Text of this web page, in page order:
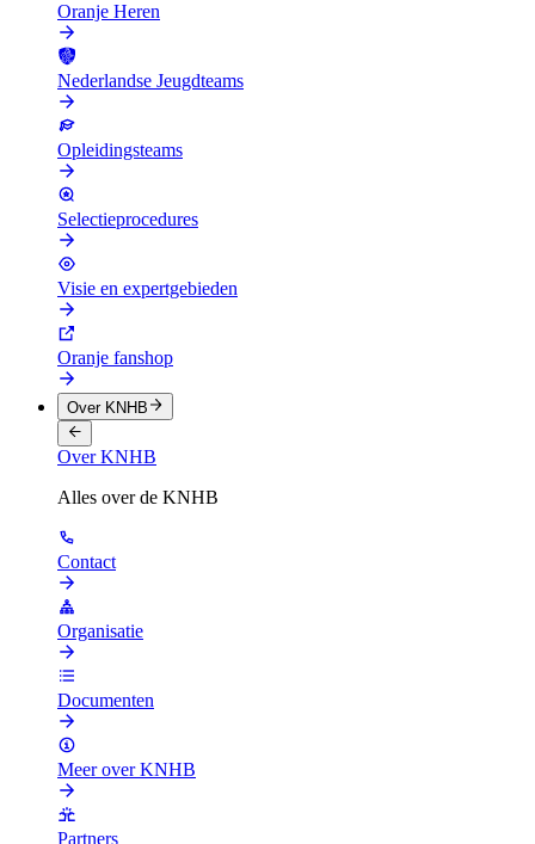
Oranje Heren
Nederlandse Jeugdteams
Opleidingsteams
Selectieprocedures
Visie en expertgebieden
Oranje fanshop
Over KNHB
Over KNHB
Alles over de KNHB
Contact
Organisatie
Documenten
Meer over KNHB
Partners